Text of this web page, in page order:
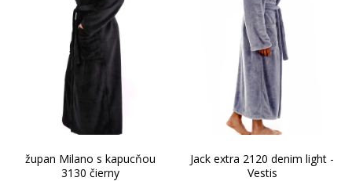
župan Milano s kapucňou
3130 čierny
Jack extra 2120 denim light -
Vestis